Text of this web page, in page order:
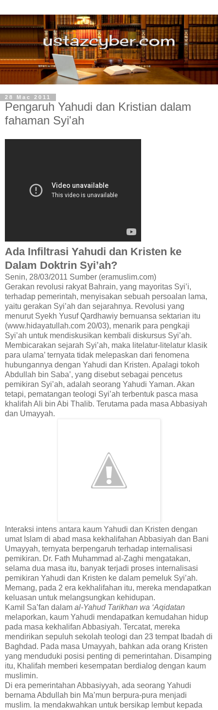
28 Mac 2011
Pengaruh Yahudi dan Kristian dalam
fahaman Syi'ah
Ada Infiltrasi Yahudi dan Kristen ke
Dalam Doktrin Syi’ah?
Senin, 28/03/2011 Sumber (eramuslim.com)
Gerakan revolusi rakyat Bahrain, yang mayoritas Syi’i,
terhadap pemerintah, menyisakan sebuah persoalan lama,
yaitu gerakan Syi’ah dan sejarahnya. Revolusi yang
menurut Syekh Yusuf Qardhawiy bernuansa sektarian itu
(www.hidayatullah.com 20/03), menarik para pengkaji
Syi’ah untuk mendiskusikan kembali diskursus Syi’ah.
Membicarakan sejarah Syi’ah, maka litelatur-litelatur klasik
para ulama’ ternyata tidak melepaskan dari fenomena
hubungannya dengan Yahudi dan Kristen. Apalagi tokoh
Abdullah bin Saba’, yang disebut sebagai pencetus
pemikiran Syi’ah, adalah seorang Yahudi Yaman. Akan
tetapi, pematangan teologi Syi’ah terbentuk pasca masa
khalifah Ali bin Abi Thalib. Terutama pada masa Abbasiyah
dan Umayyah.
Interaksi intens antara kaum Yahudi dan Kristen dengan
umat Islam di abad masa kekhalifahan Abbasiyah dan Bani
Umayyah, ternyata berpengaruh terhadap internalisasi
pemikiran. Dr. Fath Muhammad al-Zaghi mengatakan,
selama dua masa itu, banyak terjadi proses internalisasi
pemikiran Yahudi dan Kristen ke dalam pemeluk Syi’ah.
Memang, pada 2 era kekhalifahan itu, mereka mendapatkan
keluasan untuk melangsungkan kehidupan.
Kamil Sa’fan dalam al-Yahud Tarikhan wa ‘Aqidatan
melaporkan, kaum Yahudi mendapatkan kemudahan hidup
pada masa kekhalifan Abbasiyah. Tercatat, mereka
mendirikan sepuluh sekolah teologi dan 23 tempat Ibadah di
Baghdad. Pada masa Umayyah, bahkan ada orang Kristen
yang menduduki posisi penting di pemerintahan. Disamping
itu, Khalifah memberi kesempatan berdialog dengan kaum
muslimin.
Di era pemerintahan Abbasiyyah, ada seorang Yahudi
bernama Abdullah bin Ma’mun berpura-pura menjadi
muslim. Ia mendakwahkan untuk bersikap lembut kepada